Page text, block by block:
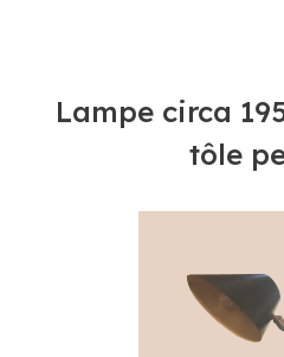
Lampe circa
tôle